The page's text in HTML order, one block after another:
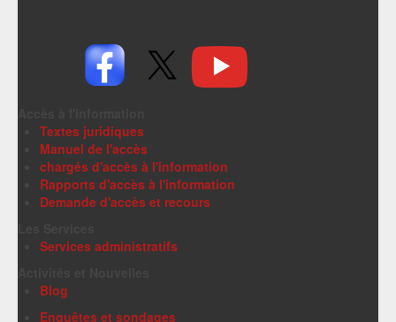
Textes juridiques
Manuel de l'accès
chargés d'accès à l'information
Rapports d'accès à l'information
Demande d'accès et recours
Services administratifs
Blog
Enquêtes et sondages